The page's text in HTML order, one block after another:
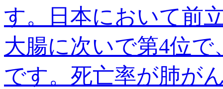
す。日本において前
大腸に次いで第4位で
です。死亡率が肺が